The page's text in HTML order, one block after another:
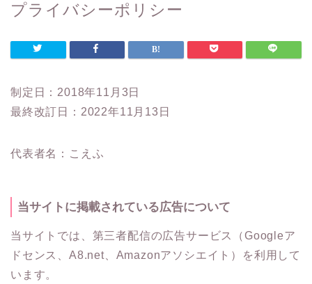
プライバシーポリシー
制定日：2018年11月3日
最終改訂日：2022年11月13日
代表者名：こえふ
当サイトに掲載されている広告について
当サイトでは、第三者配信の広告サービス（Googleア
ドセンス、A8.net、Amazonアソシエイト）を利用して
います。